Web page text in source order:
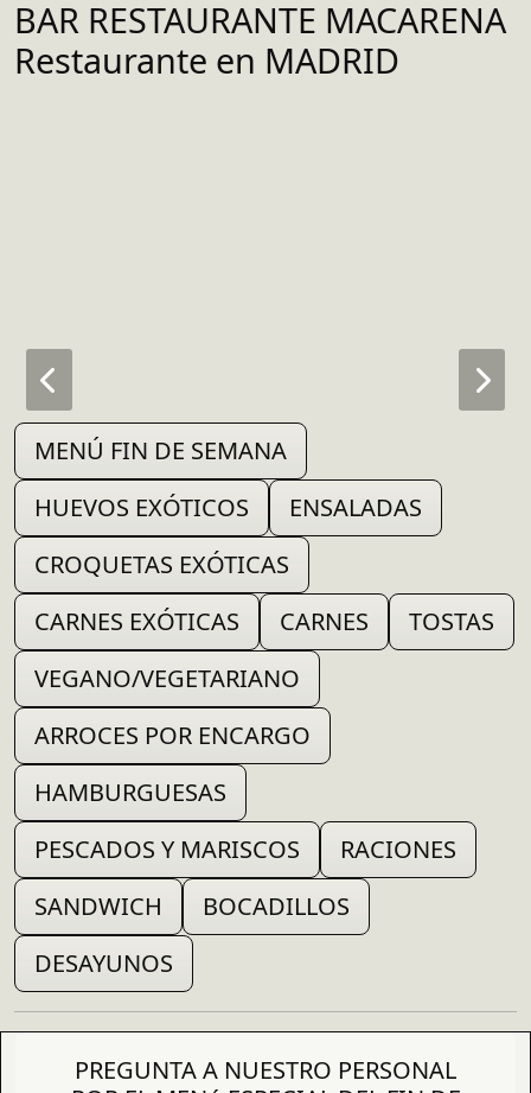
BAR RESTAURANTE MACARENA
Restaurante en MADRID
MENÚ FIN DE SEMANA
HUEVOS EXÓTICOS
ENSALADAS
CROQUETAS EXÓTICAS
CARNES EXÓTICAS
CARNES
TOSTAS
VEGANO/VEGETARIANO
ARROCES POR ENCARGO
HAMBURGUESAS
PESCADOS Y MARISCOS
RACIONES
SANDWICH
BOCADILLOS
DESAYUNOS
PREGUNTA A NUESTRO PERSONAL